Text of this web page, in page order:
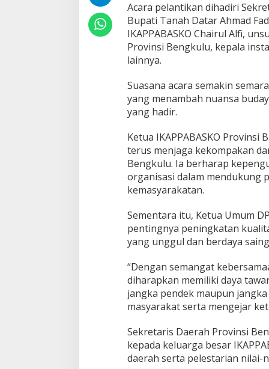
Acara pelantikan dihadiri
Bupati Tanah Datar Ahmad
IKAPPABASKO Chairul Alfi,
Provinsi Bengkulu, kepala
lainnya.
Suasana acara semakin
yang menambah nuansa
yang hadir.
Ketua IKAPPABASKO
terus menjaga kekompakan
Bengkulu. Ia berharap
organisasi dalam mendukung
kemasyarakatan.
Sementara itu, Ketua Umum
pentingnya peningkatan
yang unggul dan berdaya
“Dengan semangat
diharapkan memiliki daya
jangka pendek maupun
masyarakat serta mengejar
Sekretaris Daerah Provinsi
kepada keluarga besar
daerah serta pelestarian nilai-